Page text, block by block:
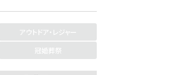
アウトドア・レジャー
冠婚葬祭